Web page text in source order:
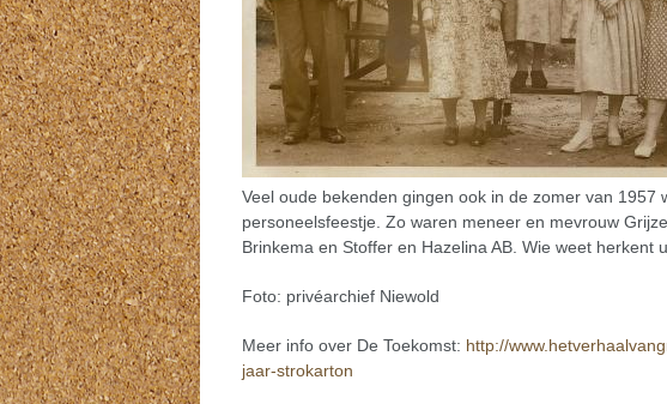
Veel oude bekenden gingen ook in de zomer van 1957
personeelsfeestje. Zo waren meneer en mevrouw
Brinkema en Stoffer en Hazelina AB. Wie weet herkent
Foto: privéarchief Niewold
Meer info over De Toekomst: http://
jaar-strokarton